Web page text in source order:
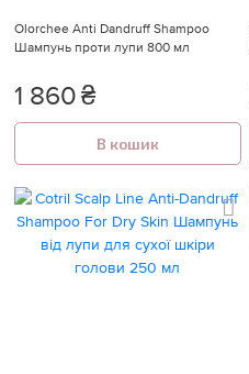
Olorchee Anti Dandruff Shampoo
Шампунь проти лупи 800 мл
1 860₴
В кошик